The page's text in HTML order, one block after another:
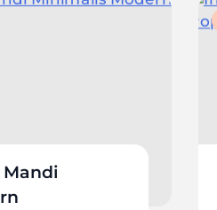
Mandi